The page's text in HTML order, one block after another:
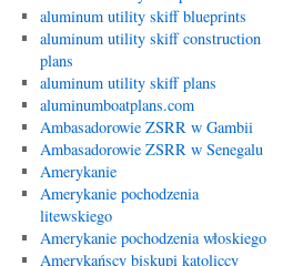
aluminum utility skiff blueprints
aluminum utility skiff construction
plans
aluminum utility skiff plans
aluminumboatplans.com
Ambasadorowie ZSRR w Gambii
Ambasadorowie ZSRR w Senegalu
Amerykanie
Amerykanie pochodzenia
litewskiego
Amerykanie pochodzenia włoskiego
Amerykańscy biskupi katoliccy